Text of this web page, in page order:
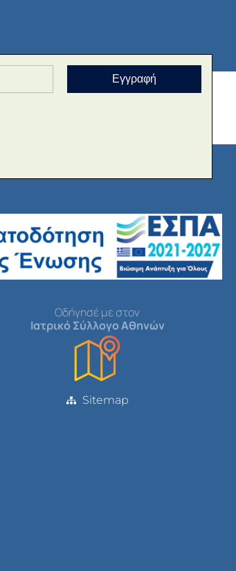
Εγγραφή
Οδήγησέ με στον
Ιατρικό Σύλλογο Αθηνών
Sitemap